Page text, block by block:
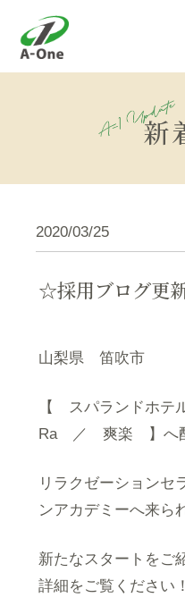
新
2020/03/25
☆採用ブログ更
山梨県 笛吹市
【 スパランドホ
Ra ／ 爽楽 】へ配
リラクゼーションセ
ンアカデミーへ来ら
新たなスタートをご
詳細をご覧ください！